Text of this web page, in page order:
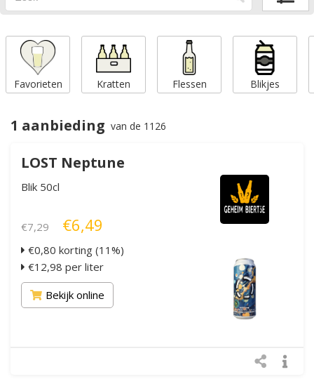
Favorieten Kratten Flessen Blikjes
1 aanbieding van de 1126
LOST Neptune
Blik 50cl
€7,29 €6,49
€0,80 korting (11%)
€12,98 per liter
Bekijk online